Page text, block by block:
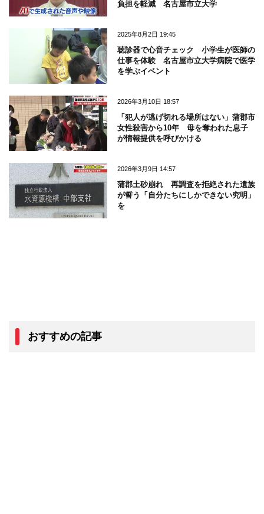
負担を軽減 名古屋市立大学
2025年8月2日 19:45
聴診器で心音チェック 小学生が医師の
仕事を体験 名古屋市立大学病院で医学
を学ぶイベント
2026年3月10日 18:57
「犯人が逃げ切れる場所はない」蒲郡市
女性殺害から10年 母を奪われた息子
が情報提供を呼びかける
2026年3月9日 14:57
蒲郡土砂崩れ 再調査を拒絶された遺族
が誓う「自分たちにしかできない究明」
を
おすすめの記事